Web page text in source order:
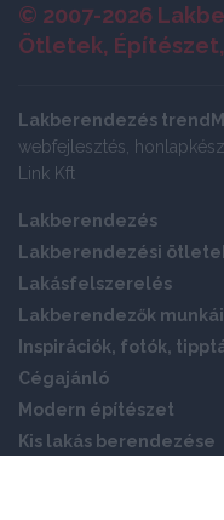
© 2007-2026
Ötletek,
Lakberendezés
webfejlesztés,
Link Kft
Lakberendezés
Lakberendezési
Lakásfelszerelés
Lakberendezők munkái
Inspirációk, fotók,
Cégajánló
Modern építészet
Kis lakás berendezése